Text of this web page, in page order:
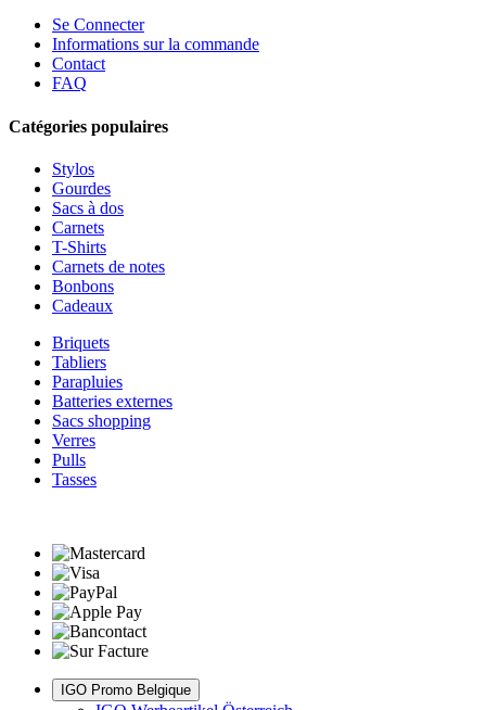
Se Connecter
Informations sur la commande
Contact
FAQ
Catégories populaires
Stylos
Gourdes
Sacs à dos
Carnets
T-Shirts
Carnets de notes
Bonbons
Cadeaux
Briquets
Tabliers
Parapluies
Batteries externes
Sacs shopping
Verres
Pulls
Tasses
IGO Promo Belgique